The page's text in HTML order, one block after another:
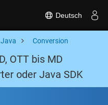
Deutsch
Java Conversion
OTT bis MD
oder Java SDK